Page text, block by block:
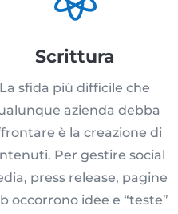
Scrittura
La sfida più difficile che
azienda debba
è la creazione di
Per gestire social
press release, pagine
occorrono idee e “teste”